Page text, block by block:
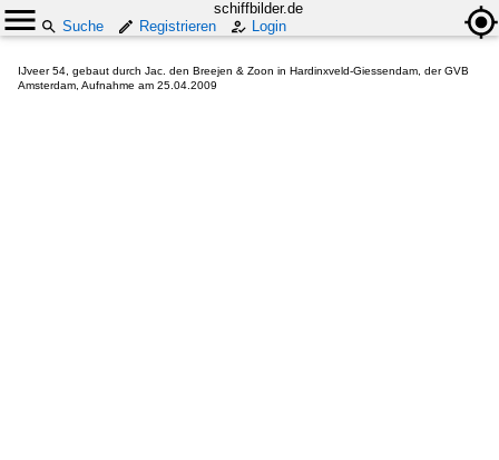
schiffbilder.de
Suche
Registrieren Login
IJveer 54, gebaut durch Jac. den Breejen & Zoon in Hardinxveld-Giessendam, der GVB
Amsterdam, Aufnahme am 25.04.2009